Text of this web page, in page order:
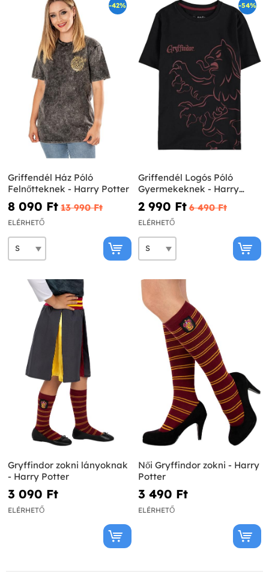
-42%
Griffendél Ház Póló
Felnőtteknek - Harry Potter
8 090 Ft‎ 13 990 Ft‎
ELÉRHETŐ
-54%
Griffendél Logós Póló
Gyermekeknek - Harry
Potter
2 990 Ft‎ 6 490 Ft‎
ELÉRHETŐ
Gryffindor zokni lányoknak
- Harry Potter
3 090 Ft‎
ELÉRHETŐ
Női Gryffindor zokni - Harry
Potter
3 490 Ft‎
ELÉRHETŐ